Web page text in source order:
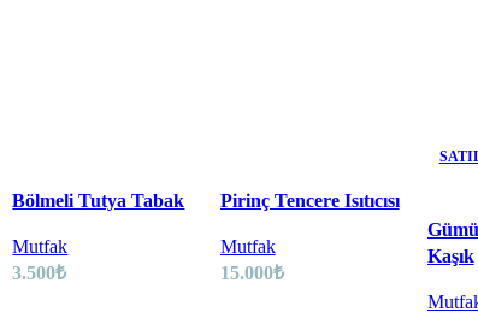
Bölmeli Tutya Tabak
Mutfak
3.500₺
Pirinç Tencere Isıtıcısı
Mutfak
15.000₺
Kaşık